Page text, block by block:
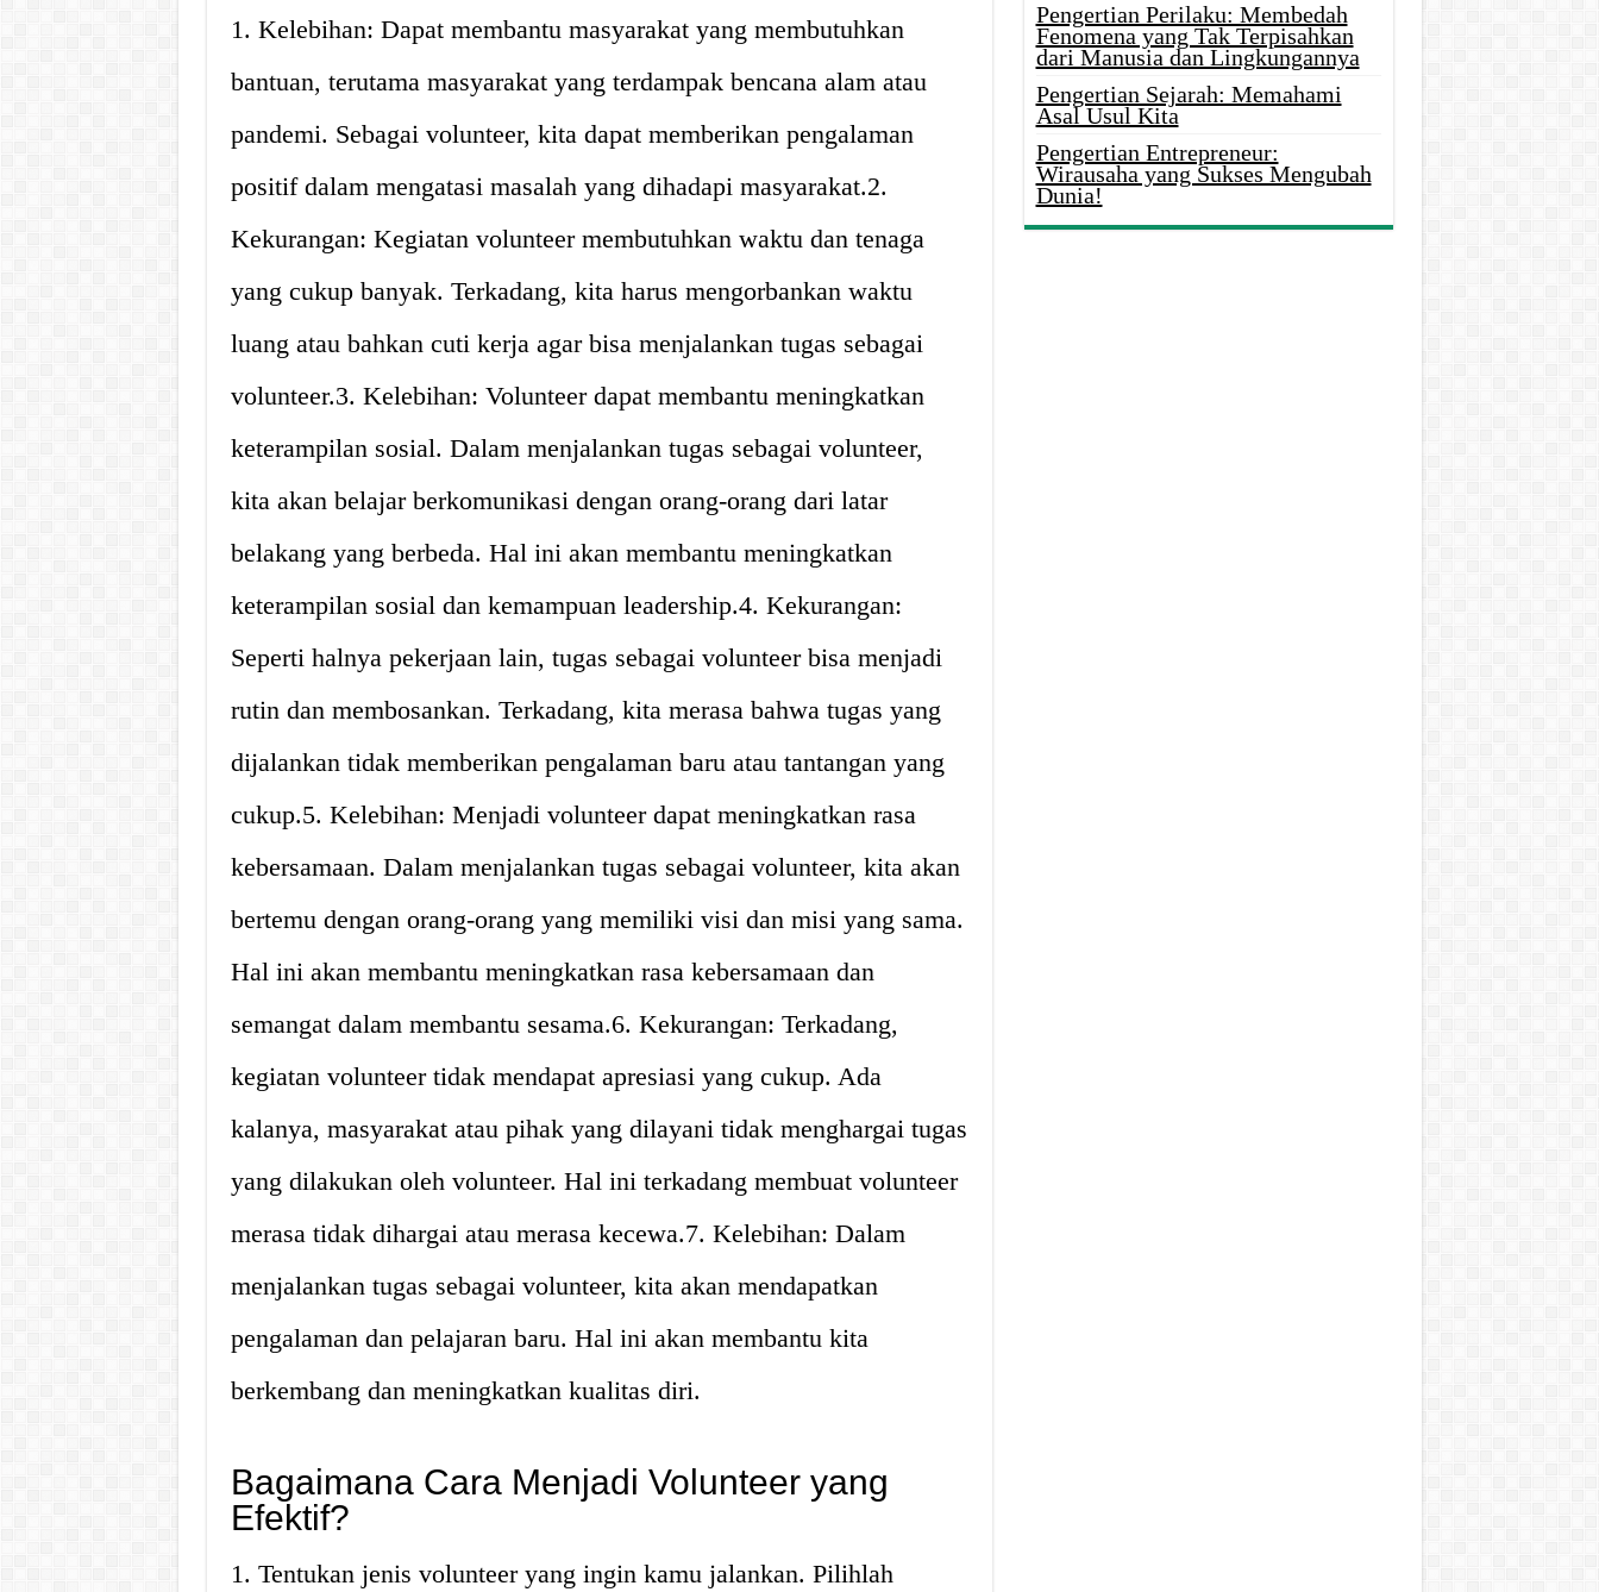
1. Kelebihan: Dapat membantu masyarakat yang membutuhkan
bantuan, terutama masyarakat yang terdampak bencana alam atau
pandemi. Sebagai volunteer, kita dapat memberikan pengalaman
positif dalam mengatasi masalah yang dihadapi masyarakat.2.
Kekurangan: Kegiatan volunteer membutuhkan waktu dan tenaga
yang cukup banyak. Terkadang, kita harus mengorbankan waktu
luang atau bahkan cuti kerja agar bisa menjalankan tugas sebagai
volunteer.3. Kelebihan: Volunteer dapat membantu meningkatkan
keterampilan sosial. Dalam menjalankan tugas sebagai volunteer,
kita akan belajar berkomunikasi dengan orang-orang dari latar
belakang yang berbeda. Hal ini akan membantu meningkatkan
keterampilan sosial dan kemampuan leadership.4. Kekurangan:
Seperti halnya pekerjaan lain, tugas sebagai volunteer bisa menjadi
rutin dan membosankan. Terkadang, kita merasa bahwa tugas yang
dijalankan tidak memberikan pengalaman baru atau tantangan yang
cukup.5. Kelebihan: Menjadi volunteer dapat meningkatkan rasa
kebersamaan. Dalam menjalankan tugas sebagai volunteer, kita akan
bertemu dengan orang-orang yang memiliki visi dan misi yang sama.
Hal ini akan membantu meningkatkan rasa kebersamaan dan
semangat dalam membantu sesama.6. Kekurangan: Terkadang,
kegiatan volunteer tidak mendapat apresiasi yang cukup. Ada
kalanya, masyarakat atau pihak yang dilayani tidak menghargai tugas
yang dilakukan oleh volunteer. Hal ini terkadang membuat volunteer
merasa tidak dihargai atau merasa kecewa.7. Kelebihan: Dalam
menjalankan tugas sebagai volunteer, kita akan mendapatkan
pengalaman dan pelajaran baru. Hal ini akan membantu kita
berkembang dan meningkatkan kualitas diri.
Bagaimana Cara Menjadi Volunteer yang
Efektif?
1. Tentukan jenis volunteer yang ingin kamu jalankan. Pilihlah
Pengertian Perilaku: Membedah
Fenomena yang Tak Terpisahkan
dari Manusia dan Lingkungannya
Pengertian Sejarah: Memahami
Asal Usul Kita
Pengertian Entrepreneur:
Wirausaha yang Sukses Mengubah
Dunia!